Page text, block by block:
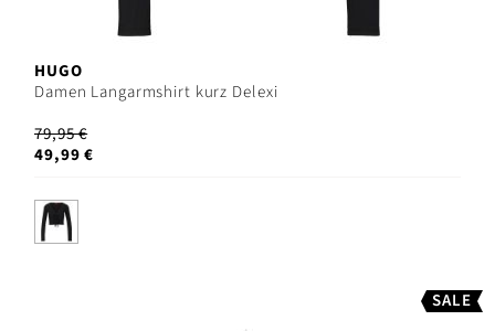
HUGO
Damen Langarmshirt kurz Delexi
79,95 €
49,99 €
SALE